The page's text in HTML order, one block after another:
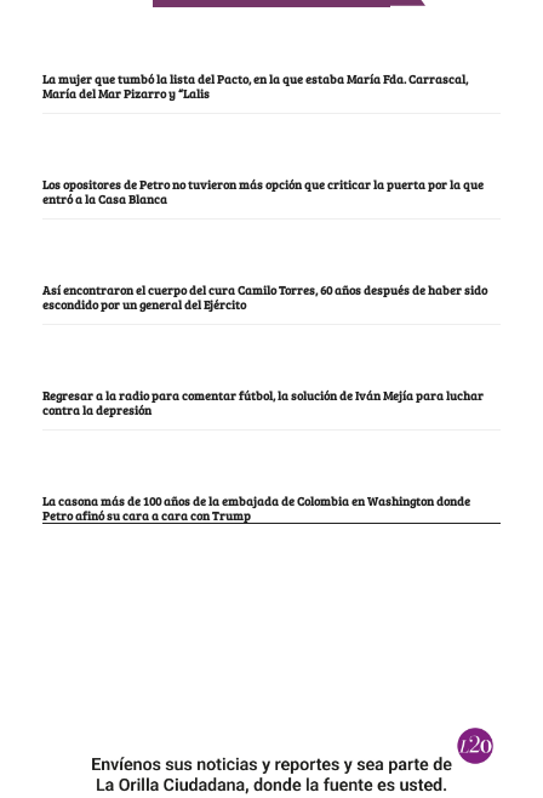
La mujer que tumbó la lista del Pacto, en la que estaba María Fda. Carrascal,
María del Mar Pizarro y “Lalis
Los opositores de Petro no tuvieron más opción que criticar la puerta por la que
entró a la Casa Blanca
Así encontraron el cuerpo del cura Camilo Torres, 60 años después de haber sido
escondido por un general del Ejército
Regresar a la radio para comentar fútbol, la solución de Iván Mejía para luchar
contra la depresión
La casona más de 100 años de la embajada de Colombia en Washington donde
Petro afinó su cara a cara con Trump